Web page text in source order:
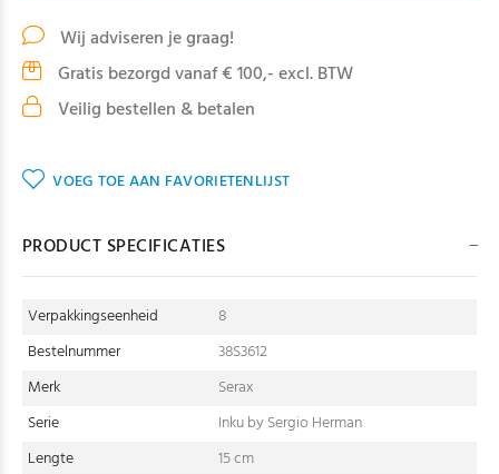
Wij adviseren je graag!
Gratis bezorgd vanaf € 100,- excl. BTW
Veilig bestellen & betalen
VOEG TOE AAN FAVORIETENLIJST
PRODUCT SPECIFICATIES
Verpakkingseenheid
8
Bestelnummer
38S3612
Merk
Serax
Serie
Inku by Sergio Herman
Lengte
15 cm